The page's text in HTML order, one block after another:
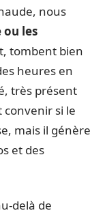
nous
ou les
tombent bien
heures en
très présent
convenir si le
mais il génère
et des
delà de